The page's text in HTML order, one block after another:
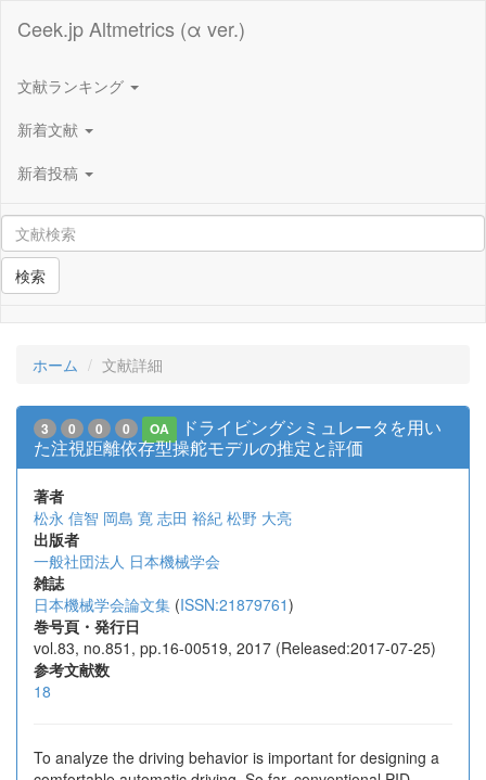
Ceek.jp Altmetrics (α ver.)
文献ランキング
新着文献
新着投稿
検索
ホーム 文献詳細
3 0 0 0 OA
ドライビングシミュレータを用い
た注視距離依存型操舵モデルの推定と評価
著者
松永 信智 岡島 寛 志田 裕紀 松野 大亮
出版者
一般社団法人 日本機械学会
雑誌
日本機械学会論文集 (ISSN:21879761)
巻号頁・発行日
vol.83, no.851, pp.16-00519, 2017 (Released:2017-07-25)
参考文献数
18
To analyze the driving behavior is important for designing a